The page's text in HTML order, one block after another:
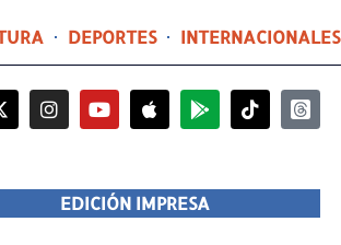
DEPORTES INTERNACIONALES
6 horas ago
EDICIÓN IMPRESA